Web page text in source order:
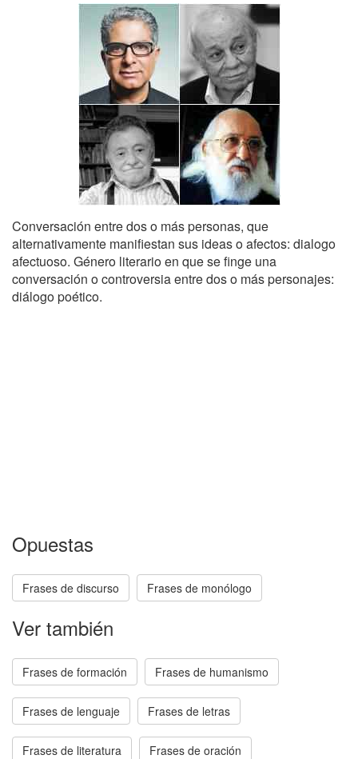
Conversación entre dos o más personas, que
alternativamente manifiestan sus ideas o afectos: dialogo
afectuoso. Género literario en que se finge una
conversación o controversia entre dos o más personajes:
diálogo poético.
Opuestas
Frases de discurso Frases de monólogo
Ver también
Frases de formación Frases de humanismo
Frases de lenguaje Frases de letras
Frases de literatura Frases de oración